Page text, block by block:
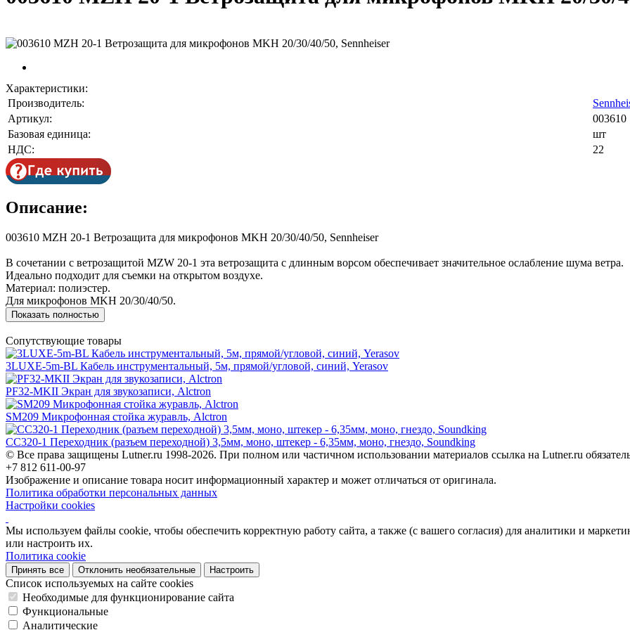
Характеристики:
Производитель:
Артикул:
003610
Базовая единица:
шт
НДС:
22
Описание:
003610 MZH 20-1 Ветрозащита для микрофонов MKH 20/30/40/50, Sennheiser
В сочетании с ветрозащитой MZW 20-1 эта ветрозащита с длинным ворсом обеспечивает значительное ослабление шума ветра.
Идеально подходит для съемки на открытом воздухе.
Материал: полиэстер.
Для микрофонов MKH 20/30/40/50.
Показать полностью
Сопутствующие товары
3LUXE-5m-BL Кабель инструментальный, 5м, прямой/угловой, синий, Yerasov
PF32-MKII Экран для звукозаписи, Alctron
SM209 Микрофонная стойка журавль, Alctron
CC320-1 Переходник (разъем переходной) 3,5мм, моно, штекер - 6,35мм, моно, гнездо, Soundking
© Все права защищены Lutner.ru 1998-2026. При полном или частичном использовании материалов ссылка на Lutner.ru
+7 812 611-00-97
Изображение и описание товара носит информационный характер и может отличаться от оригинала.
Политика обработки персональных данных
Настройки cookies
Мы используем файлы cookie, чтобы обеспечить корректную работу сайта, а также (с вашего согласия) для аналитики и
или настроить их.
Политика cookie
Принять все Отклонить необязательные Настроить
Список используемых на сайте cookies
Необходимые для функционирование сайта
Функциональные
Аналитические